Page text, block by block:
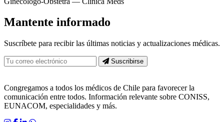
Mantente informado
Suscríbete para recibir las últimas noticias y actualizaciones médicas.
Suscribirse
Congregamos a todos los médicos de Chile para favorecer la
comunicación entre todos. Información relevante sobre CONISS,
EUNACOM, especialidades y más.